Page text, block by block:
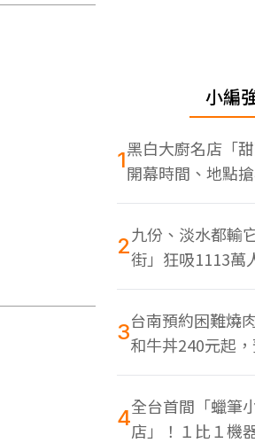
小編
1黑白大廚名店「
開幕時間、地點
蝦
2九份、淡水都輸
街」狂吸1113萬
色美食多
3台南預約困難燒
和牛丼240元起
地點曝光
4全台首間「蠟筆
店」！１比１機